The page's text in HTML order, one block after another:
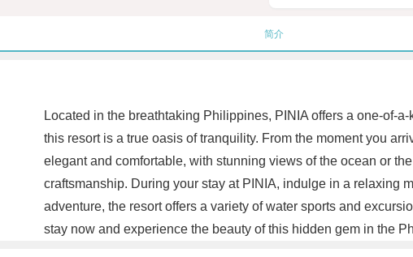
简介
Located in the breathtaking Philippines, PINIA offers a one-of-
this resort is a true oasis of tranquility. From the moment you
elegant and comfortable, with stunning views of the ocean or
craftsmanship. During your stay at PINIA, indulge in a relaxing
adventure, the resort offers a variety of water sports and
stay now and experience the beauty of this hidden gem in the